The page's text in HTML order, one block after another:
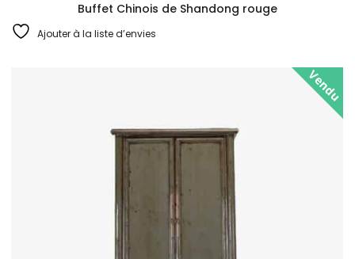
Buffet Chinois de Shandong rouge
Ajouter à la liste d’envies
Vendu